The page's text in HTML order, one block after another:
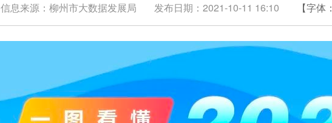
信息来源：柳州市大数据发展局 发布日期：2021-10-11 16:10 【字体：